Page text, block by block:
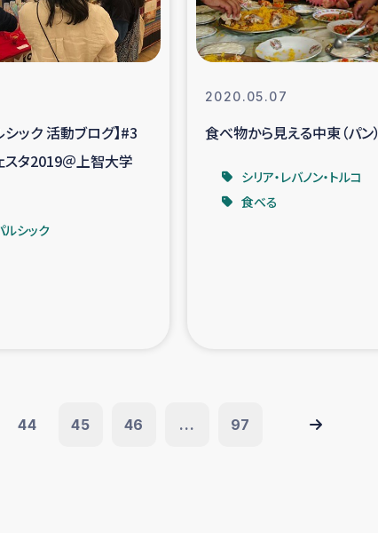
女性の生計向上支援
ック 活動ブログ】#3
スタ2019＠上智大学
シック
2020.05.07
食べ物から見える中東（パン）
シリア・レバノン・トルコ
食べる
44 45 46 ... 97